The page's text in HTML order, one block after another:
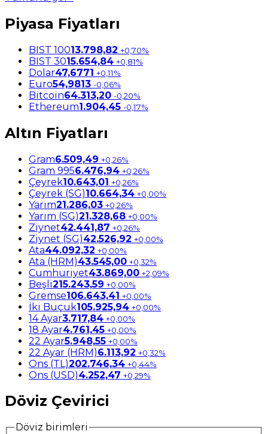
Piyasa Fiyatları
BIST 10013.798,82 +0,70%
BIST 3015.654,84 +0,81%
Dolar47,6771 +0,11%
Euro54,9813 -0,06%
Bitcoin64.313,20 -0,20%
Ethereum1.904,45 -0,17%
Altın Fiyatları
Gram6.509,49 +0,26%
Gram 9956.476,94 +0,26%
Çeyrek10.643,01 +0,26%
Çeyrek (SG)10.664,34 +0,00%
Yarım21.286,03 +0,26%
Yarım (SG)21.328,68 +0,00%
Ziynet42.441,87 +0,26%
Ziynet (SG)42.526,92 +0,00%
Ata44.092,32 +0,00%
Ata (HRM)43.545,00 +0,32%
Cumhuriyet43.869,00 +2,09%
Beşli215.243,59 +0,00%
Gremse106.643,41 +0,00%
İki Buçuk105.925,94 +0,00%
14 Ayar3.717,84 +0,00%
18 Ayar4.761,45 +0,00%
22 Ayar5.948,55 +0,00%
22 Ayar (HRM)6.113,92 +0,32%
Ons (TL)202.746,34 +0,44%
Ons (USD)4.252,47 +0,29%
Döviz Çevirici
Döviz birimleri